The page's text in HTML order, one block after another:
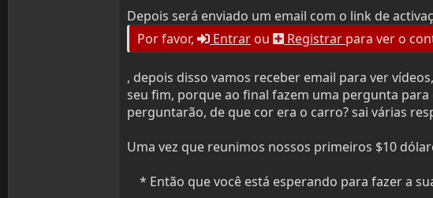
Depois será enviado um email com o link de
Por favor,
Entrar ou Registrar para ver o
, depois disso vamos receber email para ver
seu fim, porque ao final fazem uma pergunta
perguntarão, de que cor era o carro? sai várias
Uma vez que reunimos nossos primeiros $10
* Então que você está esperando para fazer a